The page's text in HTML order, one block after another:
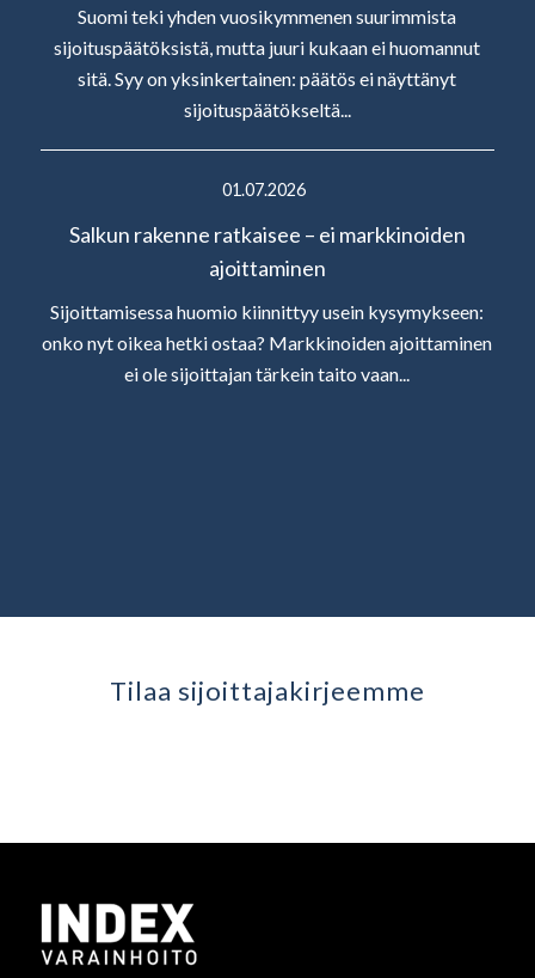
Suomi teki yhden vuosikymmenen suurimmista
sijoituspäätöksistä, mutta juuri kukaan ei huomannut
sitä. Syy on yksinkertainen: päätös ei näyttänyt
sijoituspäätökseltä...
01.07.2026
Salkun rakenne ratkaisee – ei markkinoiden
ajoittaminen
Sijoittamisessa huomio kiinnittyy usein kysymykseen:
onko nyt oikea hetki ostaa? Markkinoiden ajoittaminen
ei ole sijoittajan tärkein taito vaan...
Tilaa sijoittaja­kirjeemme